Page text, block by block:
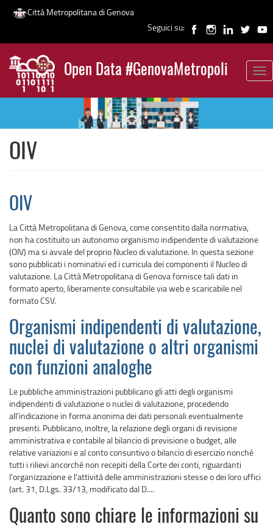
Salta
contenuto
principale
Città Metropolitana di Genova
Seguici su:
Open Data #GenovaMetropoli
News
OIV
OIV
La Città Metropolitana di Genova, come consentito dalla normativa,
non ha costituito un autonomo organismo indipendente di valutazione
(OIV) ma si avvale del proprio Nucleo di valutazione. In questa sezione
sono pubblicati i nominativi ed i curricula dei componenti il Nucleo di
valutazione. La Città Metropolitana di Genova fornisce tali dati in
formato aperto, liberamente consultabile via web e scaricabile nel
formato CSV.
Organismi indipendenti di valutazione,
nuclei di valutazione o altri organismi
con funzioni analoghe
Le pubbliche amministrazioni pubblicano gli atti degli organismi
indipendenti di valutazione o nuclei di valutazione, procedendo
all'indicazione in forma anonima dei dati personali eventualmente
presenti. Pubblicano, inoltre, la relazione degli organi di revisione
amministrativa e contabile al bilancio di previsione o budget, alle
relative variazioni e al conto consuntivo o bilancio di esercizio nonché
tutti i rilievi ancorché non recepiti della Corte dei conti, riguardanti
l'organizzazione e l'attività delle amministrazioni stesse o dei loro uffici
(art. 31, D.Lgs. 33/13, modificato dal D....
Quanto sono chiare le informazioni su